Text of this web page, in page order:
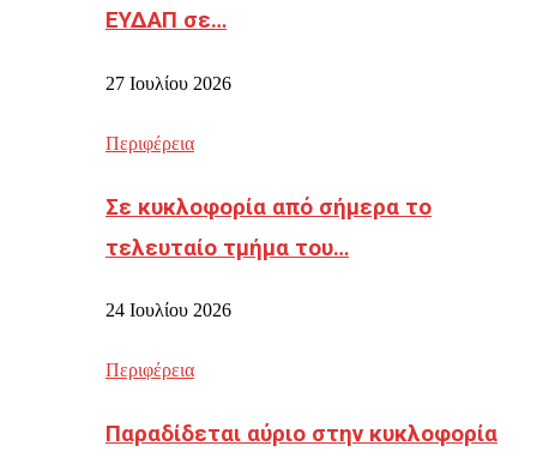
ΕΥΔΑΠ σε…
27 Ιουλίου 2026
Περιφέρεια
Σε κυκλοφορία από σήμερα το
τελευταίο τμήμα του…
24 Ιουλίου 2026
Περιφέρεια
Παραδίδεται αύριο στην κυκλοφορία